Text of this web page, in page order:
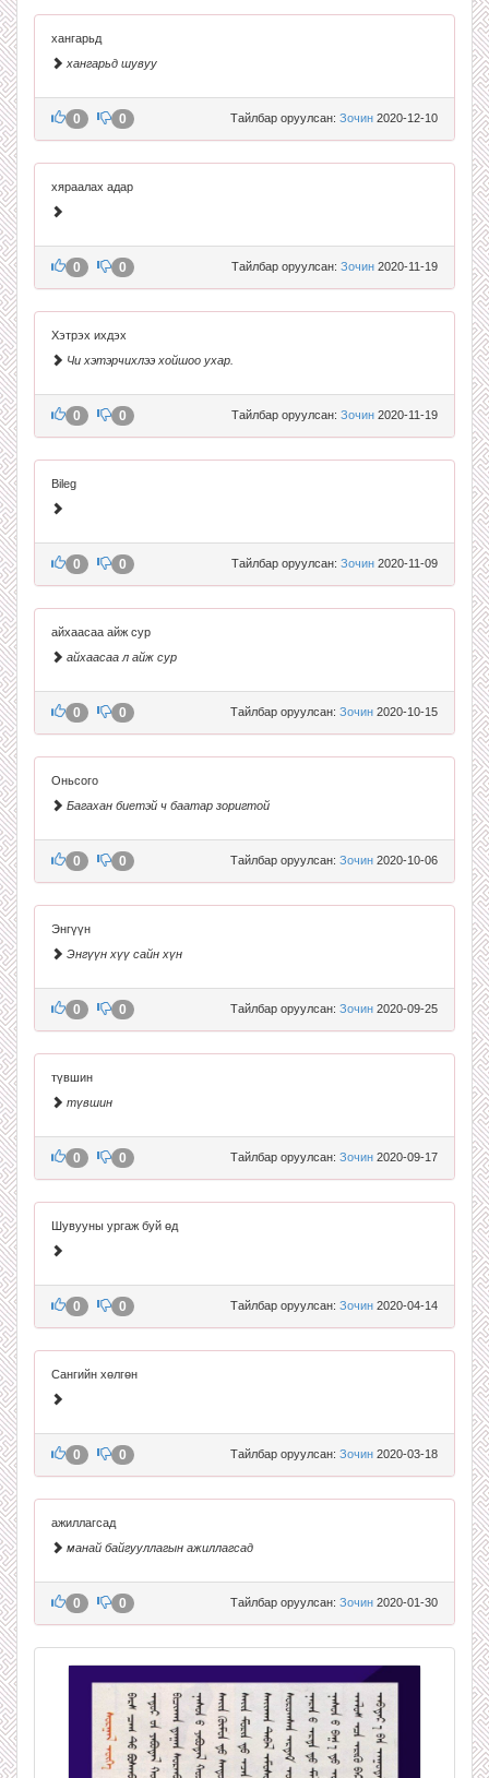
хангарьд
хангарьд шувуу
Тайлбар оруулсан: Зочин 2020-12-10
0 0
хяраалах адар
Тайлбар оруулсан: Зочин 2020-11-19
0 0
Хэтрэх ихдэх
Чи хэтэрчихлээ хойшоо ухар.
Тайлбар оруулсан: Зочин 2020-11-19
0 0
Bileg
Тайлбар оруулсан: Зочин 2020-11-09
0 0
айхаасаа айж сур
айхаасаа л айж сур
Тайлбар оруулсан: Зочин 2020-10-15
0 0
Оньсого
Багахан биетэй ч баатар зоригтой
Тайлбар оруулсан: Зочин 2020-10-06
0 0
Энгүүн
Энгүүн хүү сайн хүн
Тайлбар оруулсан: Зочин 2020-09-25
0 0
түвшин
түвшин
Тайлбар оруулсан: Зочин 2020-09-17
0 0
Шувууны ургаж буй өд
Тайлбар оруулсан: Зочин 2020-04-14
0 0
Сангийн хөлгөн
Тайлбар оруулсан: Зочин 2020-03-18
0 0
ажиллагсад
манай байгууллагын ажиллагсад
Тайлбар оруулсан: Зочин 2020-01-30
0 0